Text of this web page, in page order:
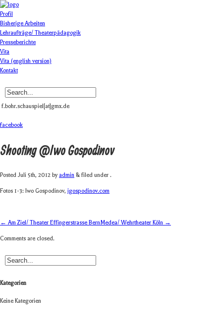
Profil
Bisherige Arbeiten
Lehraufträge/ Theaterpädagogik
Presseberichte
Vita
Vita (english version)
Kontakt
f.bohr.schauspiel[at]gmx.de
facebook
Shooting @Iwo Gospodinov
Posted Juli 5th, 2012 byadmin & filed under .
Fotos 1-3: Iwo Gos­po­di­nov, igospodinov.com
← Am Ziel/ Theater Effingerstrasse BernMedea/ Wehrtheater Köln →
Comments are closed.
Kategorien
Keine Kategorien